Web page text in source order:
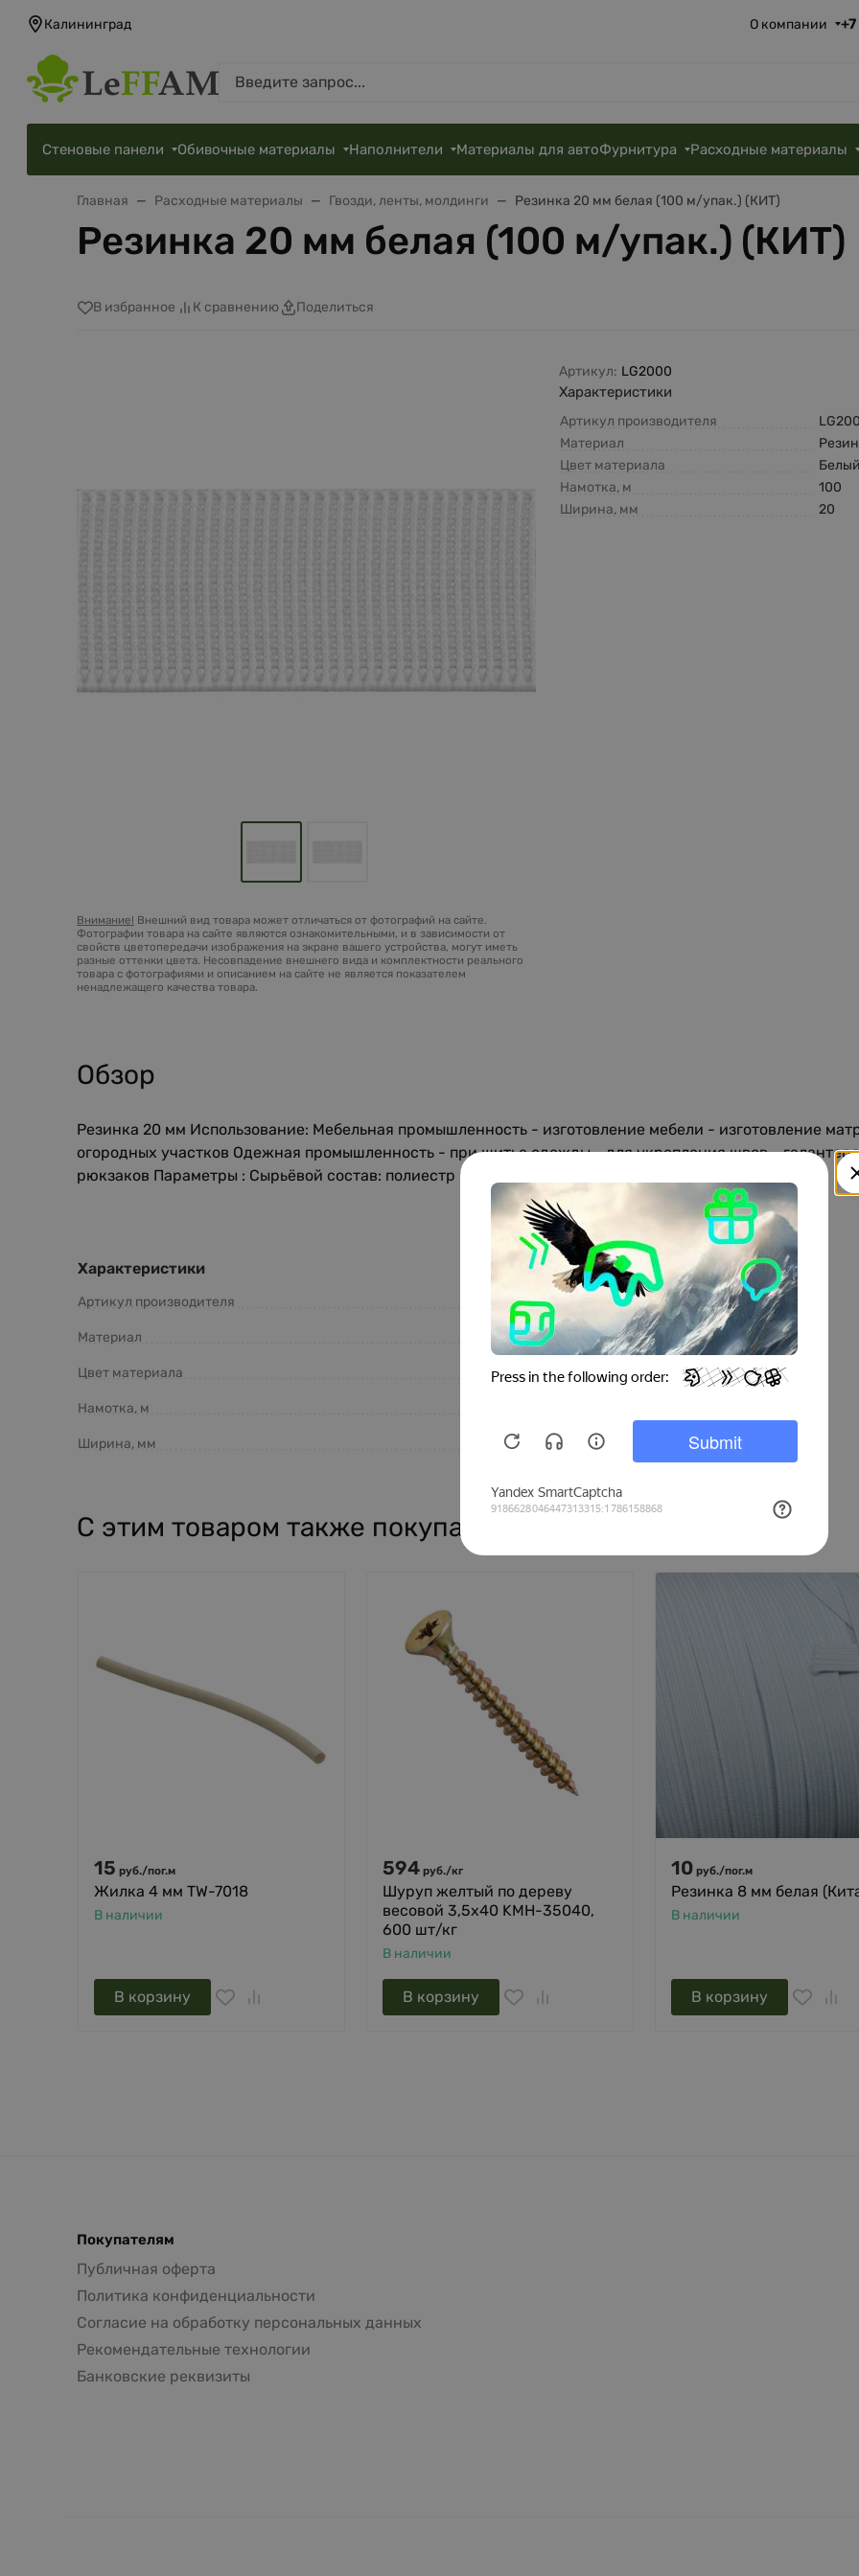
Калининград О компании
Стеновые панели Обивочные материалы Наполнители Материалы для автоФурнитура Расходные материалы
Главная Расходные материалы Гвозди, ленты, молдинги Резинка 20 мм белая (100 м/упак.) (КИТ)
Резинка 20 мм белая (100 м/упак.) (КИТ)
В избранное К сравнению Поделиться
Внимание! Внешний вид товара может отличаться от фотографий на сайте.
Фотографии товара на сайте являются ознакомительными, и в зависимости от
свойств цветопередачи изображения на экране вашего устройства, могут иметь
разные оттенки цвета. Несовпадение внешнего вида и комплектности реального
товара с фотографиями и описанием на сайте не является показателем
ненадлежащего качества товара.
Артикул: LG2000
Характеристики
Артикул производителя
Материал
Цвет материала
Белый
Намотка, м
100
Ширина, мм
20
Обзор
Резинка 20 мм Использование: Мебельная промышленность - изготовление мебели - изготовление
огородных участков Одежная промышленность - при шитье одежды - для укрепления швов -
рюкзаков Параметры : Сырьёвой состав: полиестр Стандартная ширина 20 мм
Характеристики
Артикул производителя LG2000
Материал Резина
Цвет материала Белый
Намотка, м
Ширина, мм
С этим товаром также покупают
15 руб./пог.м
Жилка 4 мм TW-7018
В наличии
В корзину
594 руб./кг
Шуруп желтый по дереву
весовой 3,5х40 KMH-35040,
600 шт/кг
В наличии
В корзину
10 руб./пог.м
Резинка 8 мм белая
В наличии
В корзину
Покупателям
Публичная оферта
Политика конфиденциальности
Согласие на обработку персональных данных
Рекомендательные технологии
Банковские реквизиты